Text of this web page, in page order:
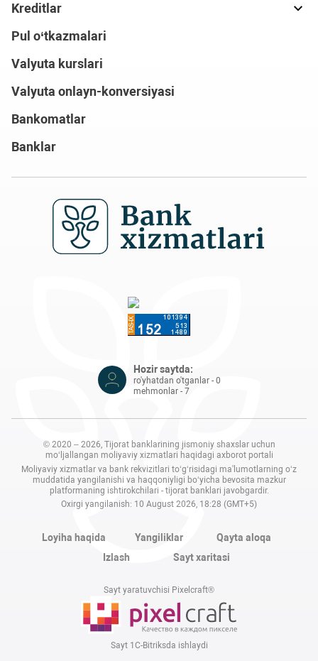
Kreditlar
Pul o‘tkazmalari
Valyuta kurslari
Valyuta onlayn-konversiyasi
Bankomatlar
Banklar
Hozir saytda:
ro'yhatdan o'tganlar - 0
mehmonlar - 7
© 2020 – 2026, Tijorat banklarining jismoniy shaxslar uchun
mo‘ljallangan moliyaviy xizmatlari haqidagi axborot portali
Moliyaviy xizmatlar va bank rekvizitlari to‘g‘risidagi ma'lumotlarning o‘z
muddatida yangilanishi va haqqoniyligi bo‘yicha bevosita mazkur
platformaning ishtirokchilari - tijorat banklari javobgardir.
Oxirgi yangilanish: 10 August 2026, 18:28 (GMT+5)
Loyiha haqida Yangiliklar
Qayta aloqa
Izlash
Sayt xaritasi
Sayt yaratuvchisi Pixelcraft®
Sayt 1C-Bitriksda ishlaydi